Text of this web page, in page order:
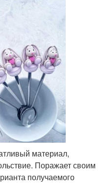
материал,
Поражает своим
получаемого